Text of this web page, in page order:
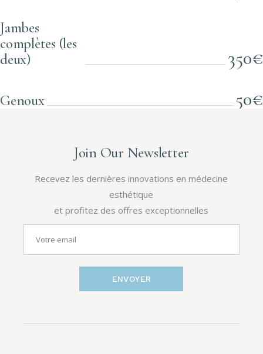
Jambes
complètes (les
deux)
350€
Genoux 50€
Join Our Newsletter
Recevez les dernières innovations en médecine
esthétique
et profitez des offres exceptionnelles
ENVOYER